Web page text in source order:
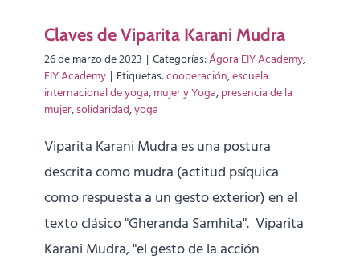
Claves de Viparita Karani Mudra
26 de marzo de 2023 | Categorías:Ágora EIY Academy,
EIY Academy | Etiquetas:cooperación,escuela
internacional de yoga,mujer y Yoga,presencia de la
mujer,solidaridad,yoga
Viparita Karani Mudra es una postura
descrita como mudra (actitud psíquica
como respuesta a un gesto exterior) en el
texto clásico "Gheranda Samhita". Viparita
Karani Mudra, "el gesto de la acción